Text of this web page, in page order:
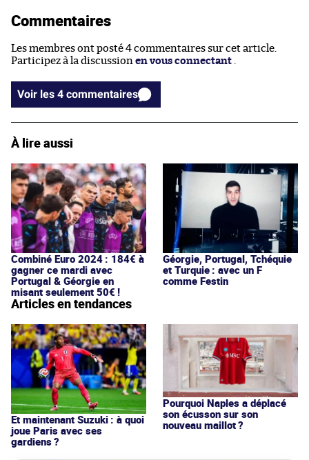
Commentaires
Les membres ont posté 4 commentaires sur cet article.
Participez à la discussion en vous connectant .
Voir les 4 commentaires
À lire aussi
Combiné Euro 2024 : 184€ à
gagner ce mardi avec
Portugal & Géorgie en
misant seulement 50€ !
Géorgie, Portugal, Tchéquie
et Turquie : avec un F
comme Festin
Articles en tendances
Et maintenant Suzuki : à quoi
joue Paris avec ses
gardiens ?
Pourquoi Naples a déplacé
son écusson sur son
nouveau maillot ?